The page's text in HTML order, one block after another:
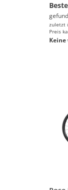
zuletzt
Preis